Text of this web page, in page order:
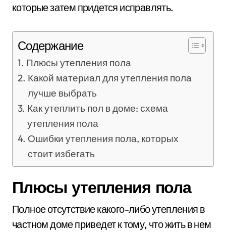
которые затем придется исправлять.
Содержание
Плюсы утепления пола
Какой материал для утепления пола
лучше выбрать
Как утеплить пол в доме: схема
утепления пола
Ошибки утепления пола, которых
стоит избегать
Плюсы утепления пола
Полное отсутствие какого-либо утепления в
частном доме приведет к тому, что жить в нем